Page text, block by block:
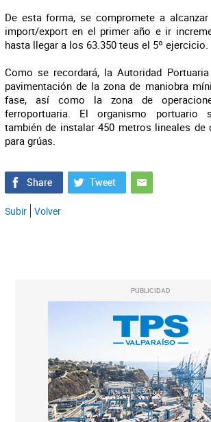
De esta forma, se compromete a
import/export en el primer año e ir
hasta llegar a los 63.350 teus el 5º ejercicio.
Como se recordará, la Autoridad
pavimentación de la zona de maniobra
fase, así como la zona de
ferroportuaria. El organismo portuario
también de instalar 450 metros lineales de
para grúas.
Subir Volver
PUBLICIDAD